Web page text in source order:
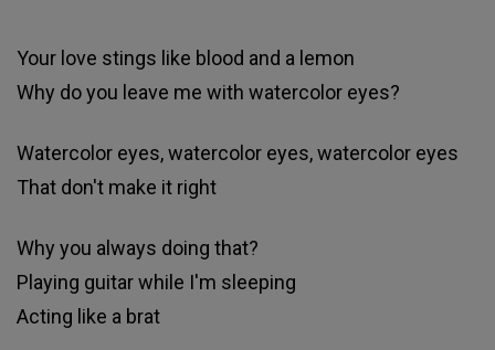
Your love stings like blood and a lemon
Why do you leave me with watercolor eyes?
Watercolor eyes, watercolor eyes, watercolor eyes
That don't make it right
Why you always doing that?
Playing guitar while I'm sleeping
Acting like a brat